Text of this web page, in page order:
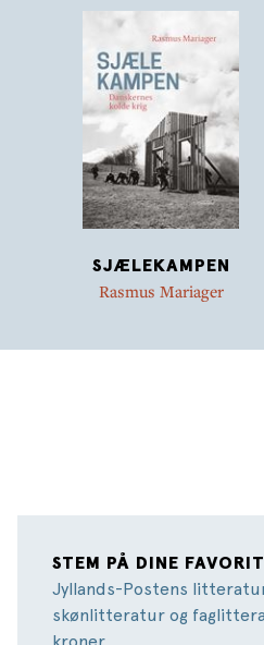
SJÆLEKAMPEN
Rasmus Mariager
STEM PÅ DINE
Jyllands-Postens
skønlitteratur og
kroner.